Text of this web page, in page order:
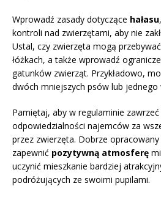
Wprowadź zasady dotyczące hałasu
kontroli nad zwierzętami, aby nie
Ustal, czy zwierzęta mogą
łóżkach, a także wprowadź
gatunków zwierząt. Przykładowo,
dwóch mniejszych psów lub jednego
Pamiętaj, aby w regulaminie
odpowiedzialności najemców za
przez zwierzęta. Dobrze
zapewnić pozytywną atmosferę
uczynić mieszkanie bardziej
podróżujących ze swoimi pupilami.